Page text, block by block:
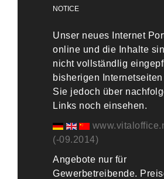
NOTICE
Unser neues Internet
online und die Inhalte
nicht vollständlig
bisherigen
Sie jedoch über
Links noch einsehen.
(-09.2014)
Angebote nur für
Gewerbetreibende.